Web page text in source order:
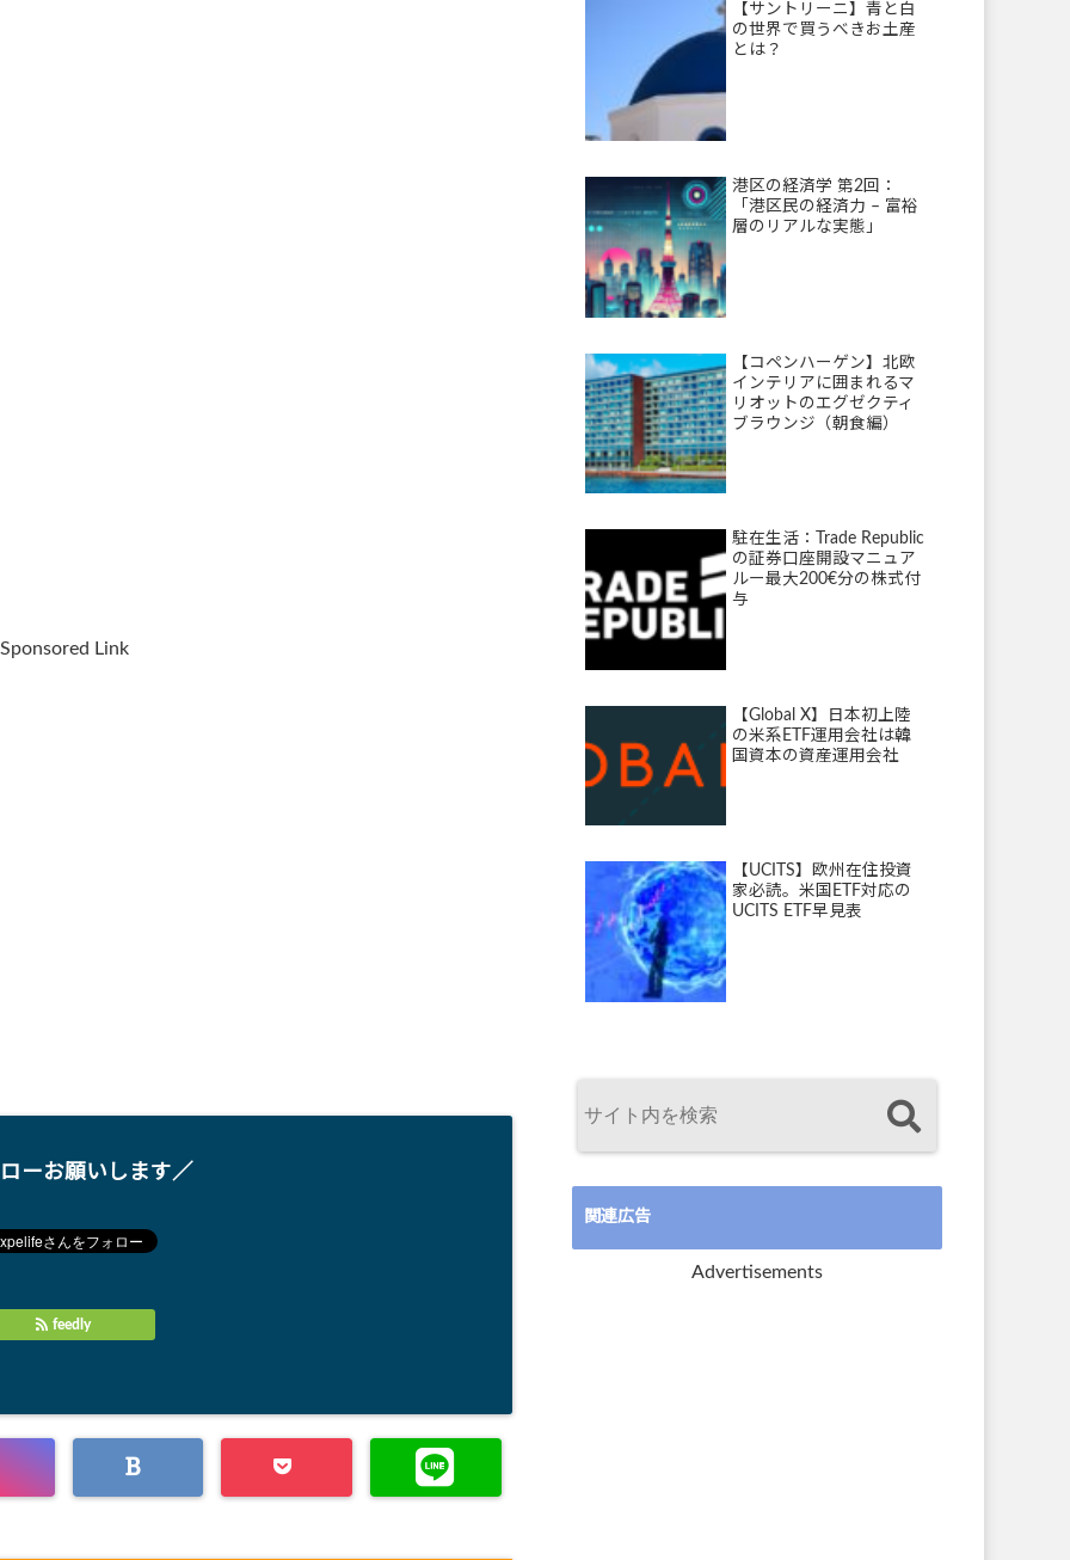
Sponsored Link
ーお願いします／
feedly
【サントリーニ】青と白
の世界で買うべきお土産
とは？
港区の経済学 第2回：
「港区民の経済力 – 富裕
層のリアルな実態」
【コペンハーゲン】北欧
インテリアに囲まれるマ
リオットのエグゼクティ
ブラウンジ（朝食編）
駐在生活：Trade Republic
の証券口座開設マニュア
ルー最大200€分の株式付
与
【Global X】日本初上陸
の米系ETF運用会社は韓
国資本の資産運用会社
【UCITS】欧州在住投資
家必読。米国ETF対応の
UCITS ETF早見表
関連広告
Advertisements